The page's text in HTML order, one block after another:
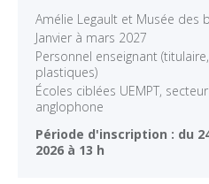
Amélie Legault et Musée des
Janvier à mars 2027
Personnel enseignant
plastiques)
Écoles ciblées UEMPT,
anglophone
Période d'inscription : du
2026 à 13 h